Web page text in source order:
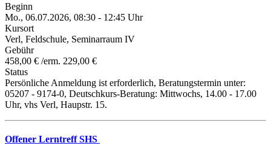
Beginn
Mo., 06.07.2026, 08:30 - 12:45 Uhr
Kursort
Verl, Feldschule, Seminarraum IV
Gebühr
458,00 € /erm. 229,00 €
Status
Persönliche Anmeldung ist erforderlich, Beratungstermin unter:
05207 - 9174-0, Deutschkurs-Beratung: Mittwochs, 14.00 - 17.00
Uhr, vhs Verl, Haupstr. 15.
Offener Lerntreff SHS